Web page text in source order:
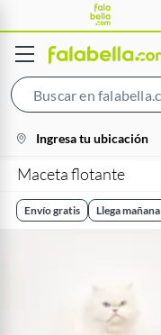
location-
icon
Ingresa tu ubicación
Maceta flotante
Envío gratis Llega mañana